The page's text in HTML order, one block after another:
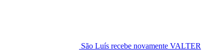
São Luís recebe novamente VALTER